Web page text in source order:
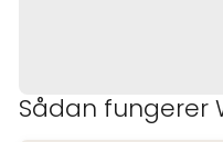
Sådan fungerer